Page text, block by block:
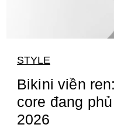
STYLE
Bikini viền
core đang
2026